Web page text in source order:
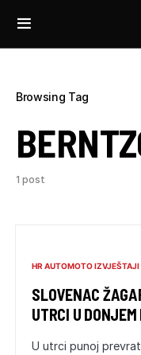
Browsing Tag
1 post
HR AUTOMOTO IZVJEŠTAJI
SLOVENAC
UTRCI U
U utrci punoj